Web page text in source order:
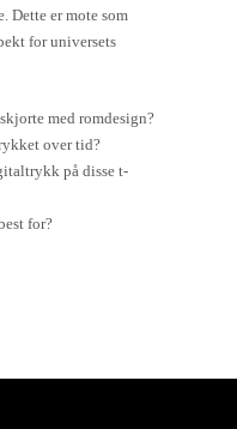
Dette er mote som
for universets
med romdesign?
over tid?
på disse t-
for?